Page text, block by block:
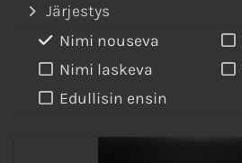
Järjestys
Nimi nouseva
Nimi laskeva
Edullisin ensin